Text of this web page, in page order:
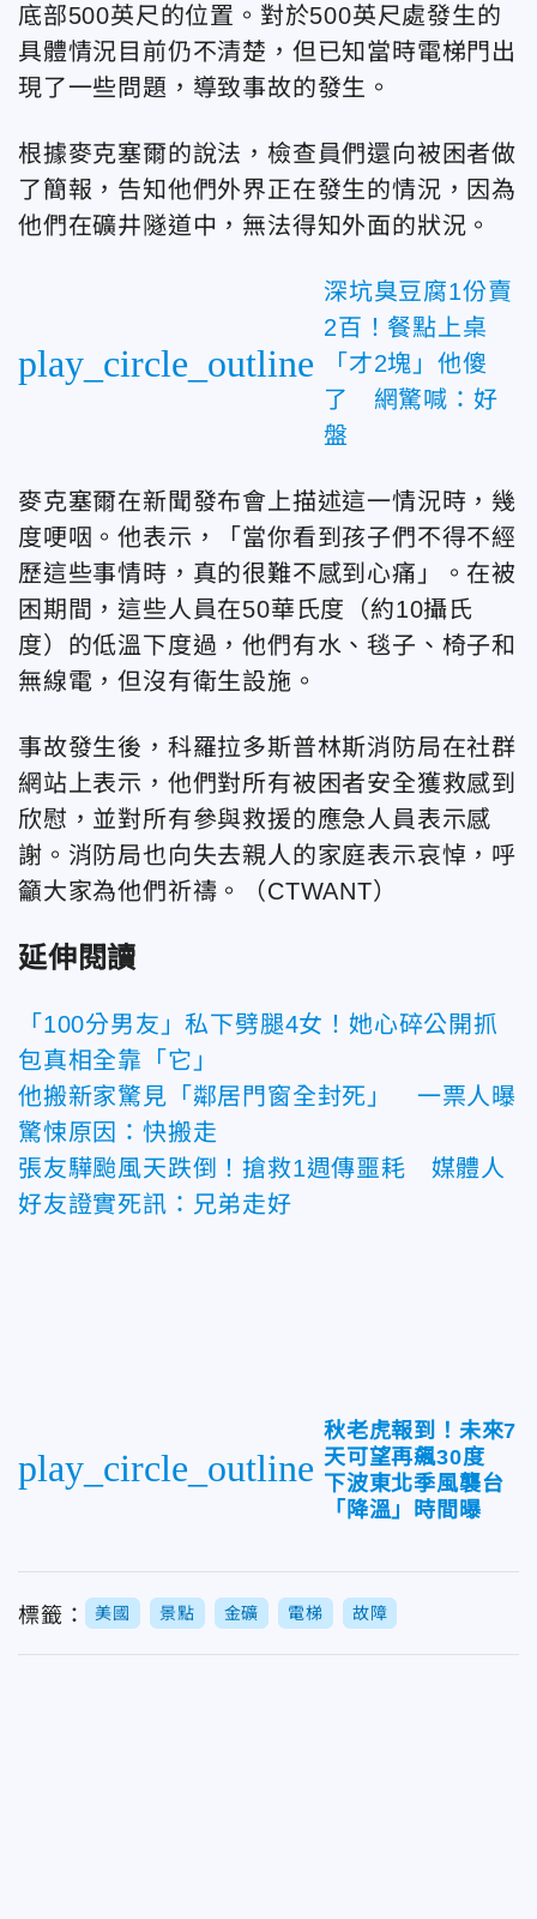
底部500英尺的位置。對於500英尺處發生的
具體情況目前仍不清楚，但已知當時電梯門出
現了一些問題，導致事故的發生。
根據麥克塞爾的說法，檢查員們還向被困者做
了簡報，告知他們外界正在發生的情況，因為
他們在礦井隧道中，無法得知外面的狀況。
play_circle_outline
深坑臭豆腐1份賣
2百！餐點上桌
「才2塊」他傻
了 網驚喊：好
盤
麥克塞爾在新聞發布會上描述這一情況時，幾
度哽咽。他表示，「當你看到孩子們不得不經
歷這些事情時，真的很難不感到心痛」。在被
困期間，這些人員在50華氏度（約10攝氏
度）的低溫下度過，他們有水、毯子、椅子和
無線電，但沒有衛生設施。
事故發生後，科羅拉多斯普林斯消防局在社群
網站上表示，他們對所有被困者安全獲救感到
欣慰，並對所有參與救援的應急人員表示感
謝。消防局也向失去親人的家庭表示哀悼，呼
籲大家為他們祈禱。（CTWANT）
延伸閱讀
「100分男友」私下劈腿4女！她心碎公開抓
包真相全靠「它」
他搬新家驚見「鄰居門窗全封死」 一票人曝
驚悚原因：快搬走
張友驊颱風天跌倒！搶救1週傳噩耗 媒體人
好友證實死訊：兄弟走好
play_circle_outline
秋老虎報到！未來7
天可望再飆30度
下波東北季風襲台
「降溫」時間曝
標籤： 美國 景點 金礦 電梯 故障